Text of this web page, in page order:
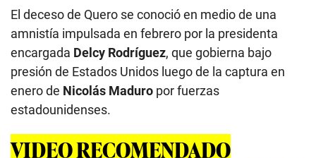
El deceso de Quero se conoció en medio de una
amnistía impulsada en febrero por la presidenta
encargada Delcy Rodríguez, que gobierna bajo
presión de Estados Unidos luego de la captura en
enero de Nicolás Maduro por fuerzas
estadounidenses.
VIDEO RECOMENDADO